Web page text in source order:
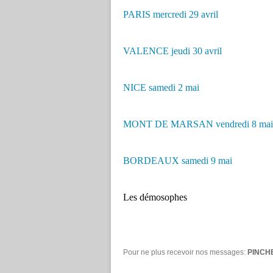
PARIS mercredi 29 avril
VALENCE jeudi 30 avril
NICE samedi 2 mai
MONT DE MARSAN vendredi 8 mai
BORDEAUX samedi 9 mai
Les démosophes
Pour ne plus recevoir nos messages: